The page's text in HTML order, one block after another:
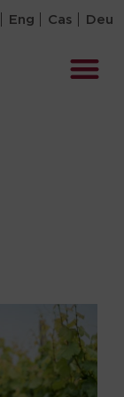
Eng Cas Deu